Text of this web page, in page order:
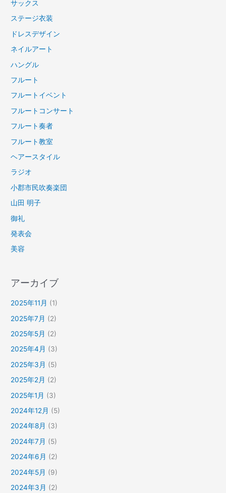
サックス
ステージ衣装
ドレスデザイン
ネイルアート
ハングル
フルート
フルートイベント
フルートコンサート
フルート奏者
フルート教室
ヘアースタイル
ラジオ
小郡市民吹奏楽団
山田 明子
御礼
発表会
美容
アーカイブ
2025年11月 (1)
2025年7月 (2)
2025年5月 (2)
2025年4月 (3)
2025年3月 (5)
2025年2月 (2)
2025年1月 (3)
2024年12月 (5)
2024年8月 (3)
2024年7月 (5)
2024年6月 (2)
2024年5月 (9)
2024年3月 (2)